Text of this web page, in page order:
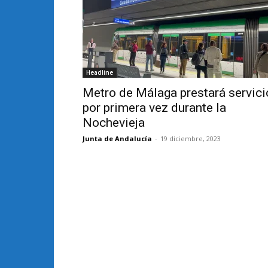
Headline
Metro de Málaga prestará
por primera vez durante la
Nochevieja
Junta de Andalucía - 19 diciembre, 2023